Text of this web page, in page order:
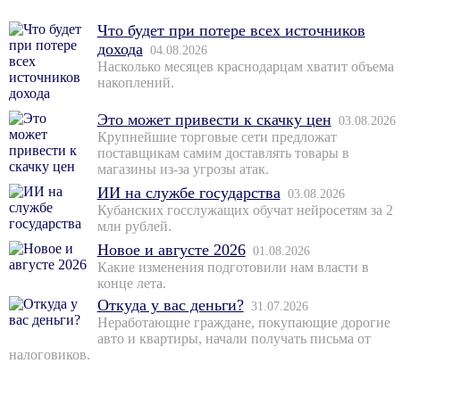
Что будет при потере всех источников
дохода 04.08.2026
Насколько месяцев краснодарцам хватит объема
накоплений.
Это может привести к скачку цен 03.08.2026
Крупнейшие торговые сети предложат
поставщикам самим доставлять товары в
магазины из-за угрозы атак.
ИИ на службе государства 03.08.2026
Кубанских госслужащих обучат нейросетям за 2
млн рублей.
Новое и августе 2026 01.08.2026
Какие изменения подготовили нам власти в
конце лета.
Откуда у вас деньги? 31.07.2026
Неработающие граждане, покупающие дорогие
авто и квартиры, начали получать письма от
налоговиков.